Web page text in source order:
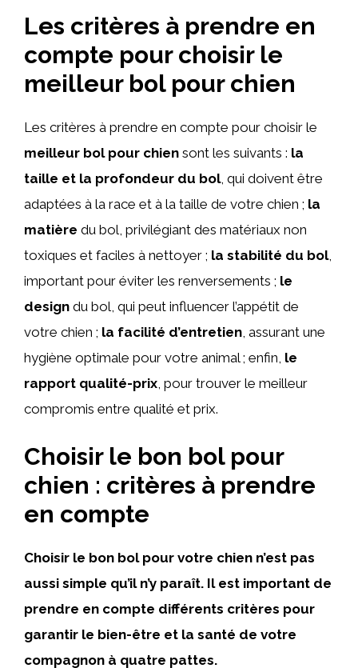
Les critères à prendre en
compte pour choisir le
meilleur bol pour chien
Les critères à prendre en compte pour choisir le
meilleur bol pour chien sont les suivants : la
taille et la profondeur du bol, qui doivent être
adaptées à la race et à la taille de votre chien ; la
matière du bol, privilégiant des matériaux non
toxiques et faciles à nettoyer ; la stabilité du bol,
important pour éviter les renversements ; le
design du bol, qui peut influencer l’appétit de
votre chien ; la facilité d’entretien, assurant une
hygiène optimale pour votre animal ; enfin, le
rapport qualité-prix, pour trouver le meilleur
compromis entre qualité et prix.
Choisir le bon bol pour
chien : critères à prendre
en compte
Choisir le bon bol pour votre chien n’est pas
aussi simple qu’il n’y paraît. Il est important de
prendre en compte différents critères pour
garantir le bien-être et la santé de votre
compagnon à quatre pattes.